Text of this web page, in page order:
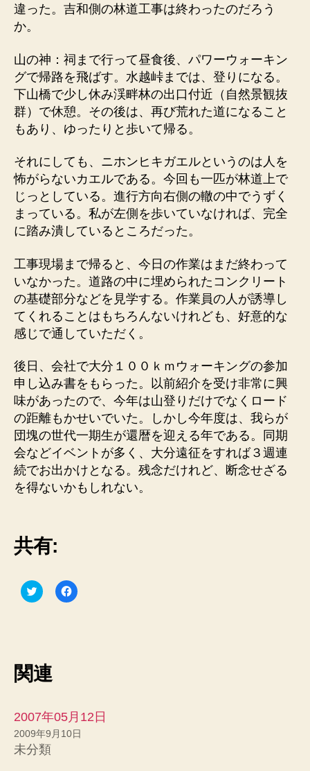
違った。吉和側の林道工事は終わったのだろう
か。
山の神：祠まで行って昼食後、パワーウォーキン
グで帰路を飛ばす。水越峠までは、登りになる。
下山橋で少し休み渓畔林の出口付近（自然景観抜
群）で休憩。その後は、再び荒れた道になること
もあり、ゆったりと歩いて帰る。
それにしても、ニホンヒキガエルというのは人を
怖がらないカエルである。今回も一匹が林道上で
じっとしている。進行方向右側の轍の中でうずく
まっている。私が左側を歩いていなければ、完全
に踏み潰しているところだった。
工事現場まで帰ると、今日の作業はまだ終わって
いなかった。道路の中に埋められたコンクリート
の基礎部分などを見学する。作業員の人が誘導し
てくれることはもちろんないけれども、好意的な
感じで通していただく。
後日、会社で大分１００ｋｍウォーキングの参加
申し込み書をもらった。以前紹介を受け非常に興
味があったので、今年は山登りだけでなくロード
の距離もかせいでいた。しかし今年度は、我らが
団塊の世代一期生が還暦を迎える年である。同期
会などイベントが多く、大分遠征をすれば３週連
続でお出かけとなる。残念だけれど、断念せざる
を得ないかもしれない。
共有:
ク
リ
t
t
共
(
新
し
F
a
は
ク
リ
ッ
関連
2007年05月12日
2009年9月10日
未分類